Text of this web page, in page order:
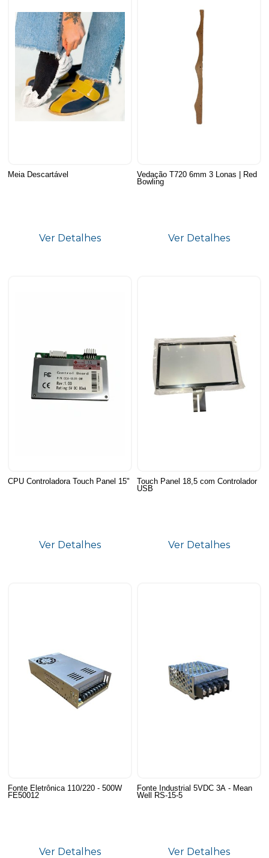
Meia Descartável
Ver Detalhes
Vedação T720 6mm 3 Lonas | Red
Bowling
Ver Detalhes
CPU Controladora Touch Panel 15"
Ver Detalhes
Touch Panel 18,5 com Controlador
USB
Ver Detalhes
Fonte Eletrônica 110/220 - 500W
FE50012
Ver Detalhes
Fonte Industrial 5VDC 3A - Mean
Well RS-15-5
Ver Detalhes